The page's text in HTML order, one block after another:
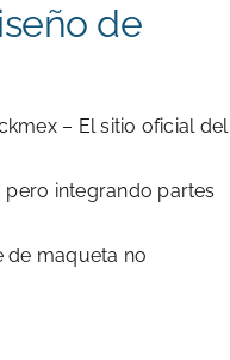
de
– El sitio oficial del
integrando partes
de maqueta no